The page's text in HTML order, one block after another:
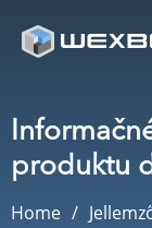
produktu
Home